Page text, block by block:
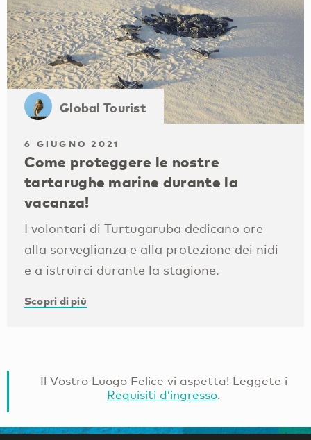
Global Tourist
6 GIUGNO 2021
Come proteggere le nostre
tartarughe marine durante la
vacanza!
I volontari di Turtugaruba dedicano ore
alla sorveglianza e alla protezione dei nidi
e a istruirci durante la stagione.
Scopri di più
Il Vostro Luogo Felice vi aspetta! Leggete i
Requisiti d’ingresso.